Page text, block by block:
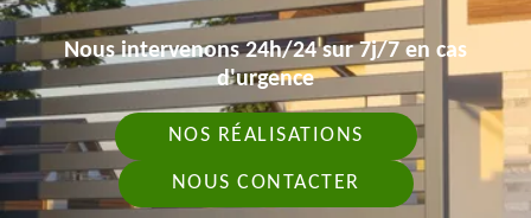
Nous intervenons 24h/24 sur 7j/7 en cas
d'urgence
NOS RÉALISATIONS
NOUS CONTACTER